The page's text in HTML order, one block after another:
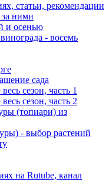
статьи, рекомендации
ними
и осенью
- восемь
сада
сезон, часть 1
сезон, часть 2
(топиари) из
- выбор растений
на Rutube, канал